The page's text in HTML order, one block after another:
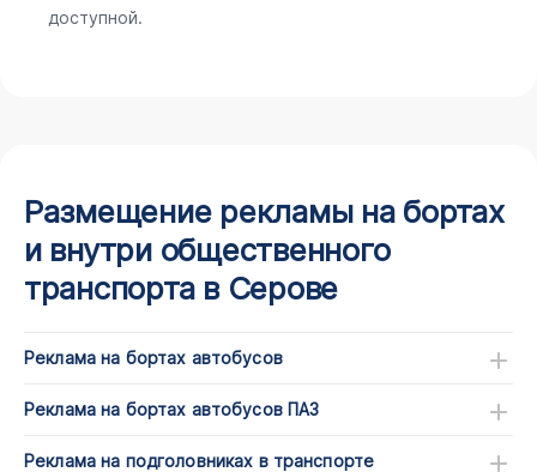
доступной.
Размещение рекламы на бортах
и внутри общественного
транспорта в Серове
Реклама на бортах автобусов
Реклама на бортах автобусов ПАЗ
Реклама на подголовниках в транспорте